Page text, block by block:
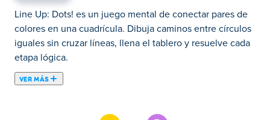
Line Up: Dots! es un juego mental de conectar pares de
colores en una cuadrícula. Dibuja caminos entre círculos
iguales sin cruzar líneas, llena el tablero y resuelve cada
etapa lógica.
VER MÁS